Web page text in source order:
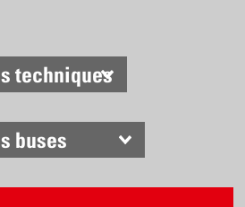
techniques
buses